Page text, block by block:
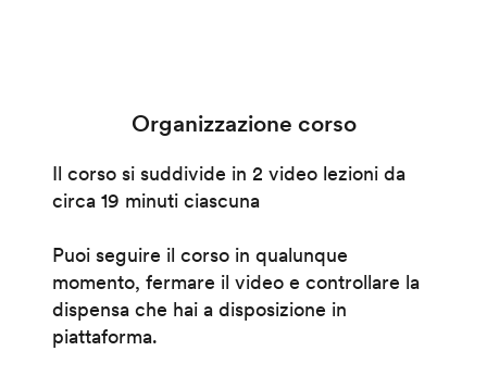
Organizzazione corso
Il corso si suddivide in 2 video lezioni da
circa 19 minuti ciascuna
Puoi seguire il corso in qualunque
momento, fermare il video e controllare la
dispensa che hai a disposizione in
piattaforma.